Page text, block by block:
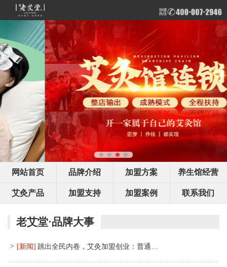
网站首页 品牌介绍 加盟方案 养生馆经营
艾灸产品 加盟支持 加盟案例 联系我们
老艾堂·品牌大事
> [新闻] 跳出全民内卷，艾灸加盟创业：普通…